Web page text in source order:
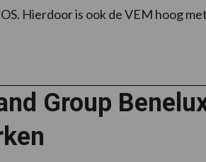
Hierdoor is ook de VEM hoog
Group